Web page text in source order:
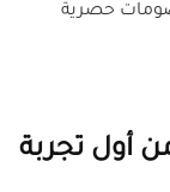
حصرية
أول تجربة